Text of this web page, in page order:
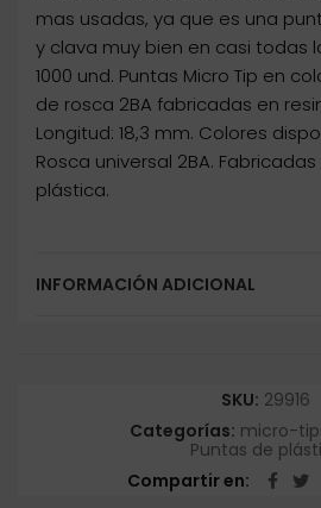
mas usadas, ya que es una
y clava muy bien en casi todas
1000 und. Puntas Micro Tip en
de rosca 2BA fabricadas en
Longitud: 18,3 mm. Colores
Rosca universal 2BA.
plástica.
INFORMACIÓN ADICIONAL
SKU: 29916
Categorías: micro-
Puntas de
Compartir en